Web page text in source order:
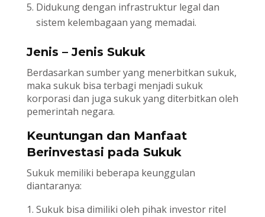
Didukung dengan infrastruktur legal dan
sistem kelembagaan yang memadai.
Jenis – Jenis Sukuk
Berdasarkan sumber yang menerbitkan sukuk,
maka sukuk bisa terbagi menjadi sukuk
korporasi dan juga sukuk yang diterbitkan oleh
pemerintah negara.
Keuntungan dan Manfaat
Berinvestasi pada Sukuk
Sukuk memiliki beberapa keunggulan
diantaranya:
Sukuk bisa dimiliki oleh pihak investor ritel